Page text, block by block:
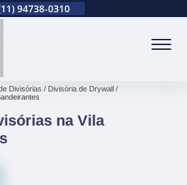
94738-0310
Divisórias
Divisória de Drywall
na Vila